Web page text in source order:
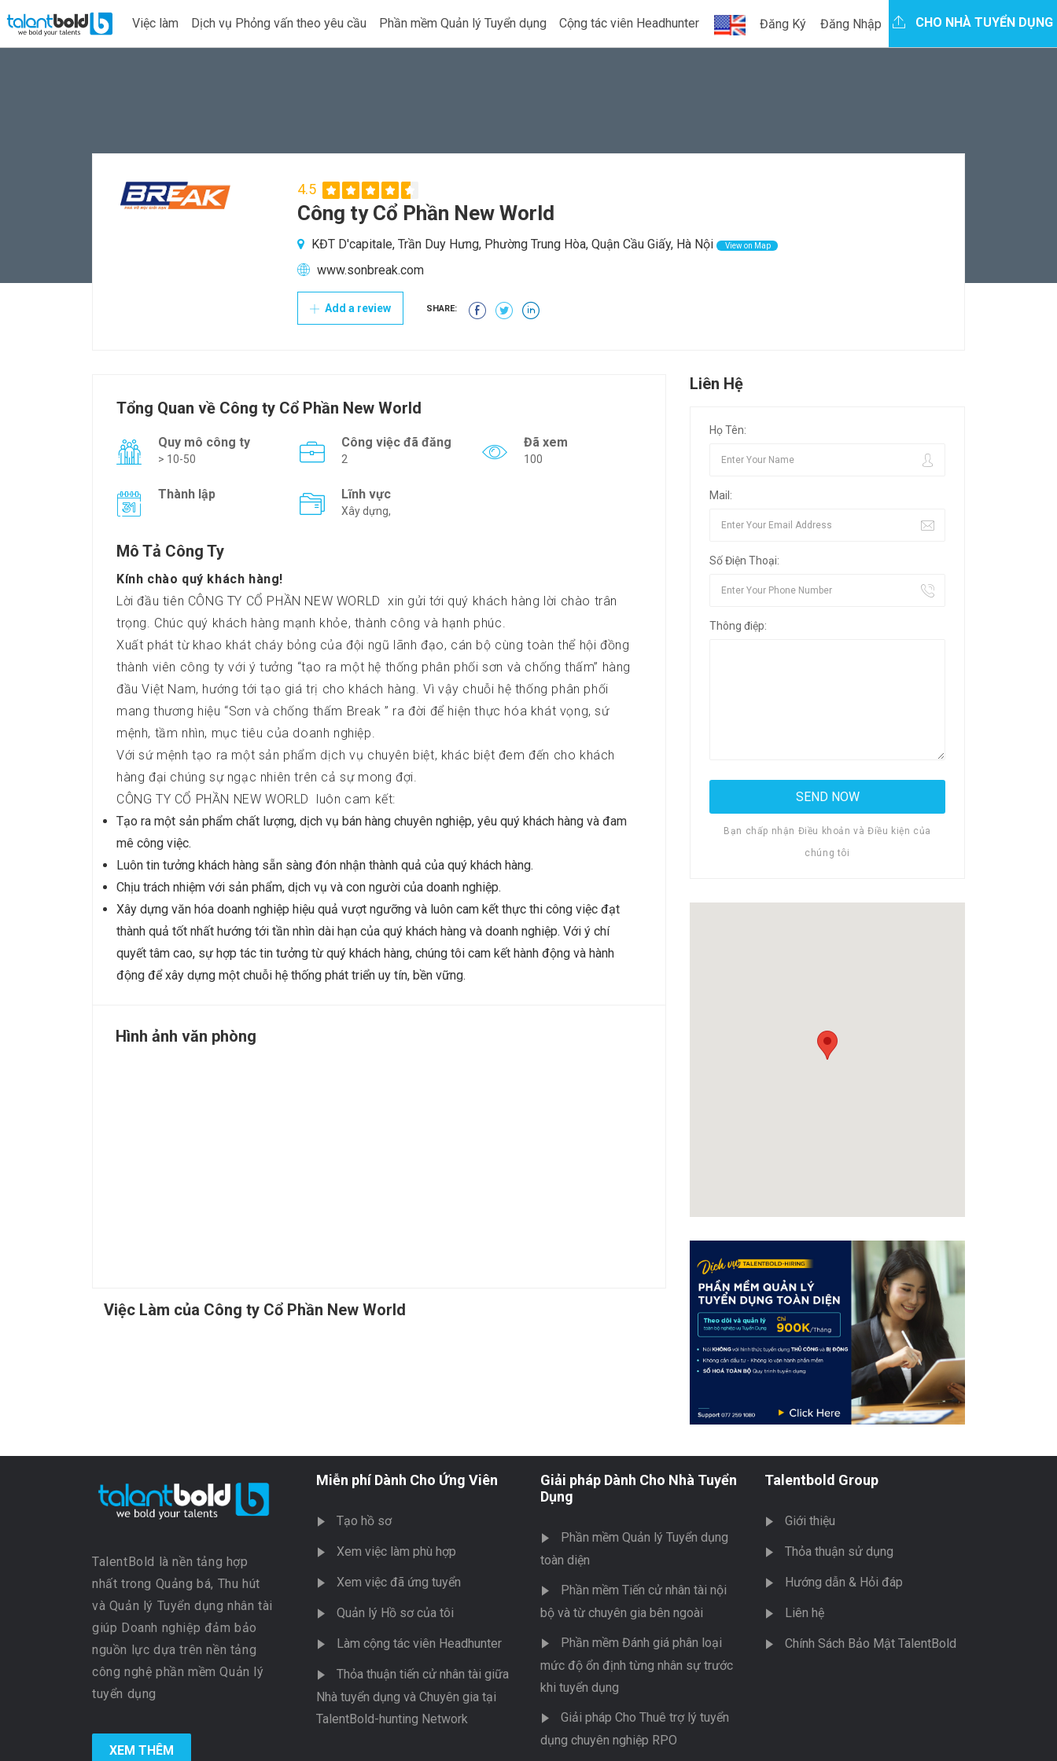
Việc làm Dịch vụ Phỏng vấn theo yêu cầu Phần mềm Quản lý Tuyển dụng Cộng tác viên Headhunter Đăng Ký Đăng Nhập CHO NHÀ TUYỂN DỤNG
4.5
Công ty Cổ Phần New World
KĐT D'capitale, Trần Duy Hưng, Phường Trung Hòa, Quận Cầu Giấy, Hà Nội View on Map
www.sonbreak.com
Add a review SHARE:
Tổng Quan về Công ty Cổ Phần New World
Quy mô công ty
> 10-50
Công việc đã đăng
2
Đã xem
100
Thành lập Lĩnh vực
Xây dựng,
Mô Tả Công Ty
Kính chào quý khách hàng!
Lời đầu tiên CÔNG TY CỔ PHẦN NEW WORLD xin gửi tới quý khách hàng lời chào trân
trọng. Chúc quý khách hàng mạnh khỏe, thành công và hạnh phúc.
Xuất phát từ khao khát cháy bỏng của đội ngũ lãnh đạo, cán bộ cùng toàn thể hội đồng
thành viên công ty với ý tưởng “tạo ra một hệ thống phân phối sơn và chống thấm” hàng
đầu Việt Nam, hướng tới tạo giá trị cho khách hàng. Vì vậy chuỗi hệ thống phân phối
mang thương hiệu “Sơn và chống thấm Break ” ra đời để hiện thực hóa khát vọng, sứ
mệnh, tầm nhìn, mục tiêu của doanh nghiệp.
Với sứ mệnh tạo ra một sản phẩm dịch vụ chuyên biệt, khác biệt đem đến cho khách
hàng đại chúng sự ngạc nhiên trên cả sự mong đợi.
CÔNG TY CỔ PHẦN NEW WORLD luôn cam kết:
Tạo ra một sản phẩm chất lượng, dịch vụ bán hàng chuyên nghiệp, yêu quý khách hàng và đam
mê công việc.
Luôn tin tưởng khách hàng sẵn sàng đón nhận thành quả của quý khách hàng.
Chịu trách nhiệm với sản phẩm, dịch vụ và con người của doanh nghiệp.
Xây dựng văn hóa doanh nghiệp hiệu quả vượt ngưỡng và luôn cam kết thực thi công việc đạt
thành quả tốt nhất hướng tới tần nhìn dài hạn của quý khách hàng và doanh nghiệp. Với ý chí
quyết tâm cao, sự hợp tác tin tưởng từ quý khách hàng, chúng tôi cam kết hành động và hành
động để xây dựng một chuỗi hệ thống phát triển uy tín, bền vững.
Hình ảnh văn phòng
Việc Làm của Công ty Cổ Phần New World
Liên Hệ
Họ Tên:
Mail:
Số Điện Thoại:
Thông điệp:
Bạn chấp nhận Điều khoản và Điều kiện của
chúng tôi
TalentBold là nền tảng hợp
nhất trong Quảng bá, Thu hút
và Quản lý Tuyển dụng nhân tài
giúp Doanh nghiệp đảm bảo
nguồn lực dựa trên nền tảng
công nghệ phần mềm Quản lý
tuyển dụng
XEM THÊM
Miễn phí Dành Cho Ứng Viên
Tạo hồ sơ
Xem việc làm phù hợp
Xem việc đã ứng tuyển
Quản lý Hồ sơ của tôi
Làm cộng tác viên Headhunter
Thỏa thuận tiến cử nhân tài giữa
Nhà tuyển dụng và Chuyên gia tại
TalentBold-hunting Network
Giải pháp Dành Cho Nhà Tuyển
Dụng
Phần mềm Quản lý Tuyển dụng
toàn diện
Phần mềm Tiến cử nhân tài nội
bộ và từ chuyên gia bên ngoài
Phần mềm Đánh giá phân loại
mức độ ổn định từng nhân sự trước
khi tuyển dụng
Giải pháp Cho Thuê trợ lý tuyển
dụng chuyên nghiệp RPO
Talentbold Group
Giới thiệu
Thỏa thuận sử dụng
Hướng dẫn & Hỏi đáp
Liên hệ
Chính Sách Bảo Mật TalentBold